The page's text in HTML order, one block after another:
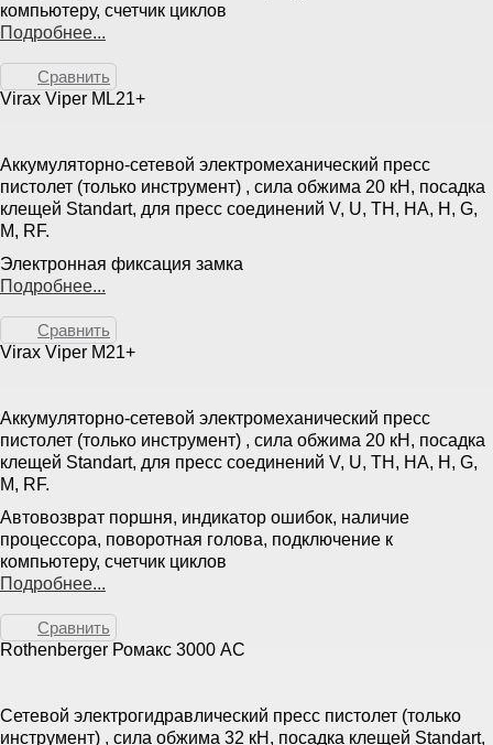
компьютеру, счетчик циклов
Подробнее...
Сравнить
Virax Viper ML21+
Аккумуляторно-сетевой электромеханический пресс
пистолет (только инструмент) , сила обжима 20 кН, посадка
клещей Standart, для пресс соединений V, U, TH, HA, H, G,
M, RF.
Электронная фиксация замка
Подробнее...
Сравнить
Virax Viper M21+
Аккумуляторно-сетевой электромеханический пресс
пистолет (только инструмент) , сила обжима 20 кН, посадка
клещей Standart, для пресс соединений V, U, TH, HA, H, G,
M, RF.
Автовозврат поршня, индикатор ошибок, наличие
процессора, поворотная голова, подключение к
компьютеру, счетчик циклов
Подробнее...
Сравнить
Rothenberger Ромакс 3000 AC
Сетевой электрогидравлический пресс пистолет (только
инструмент) , сила обжима 32 кН, посадка клещей Standart,